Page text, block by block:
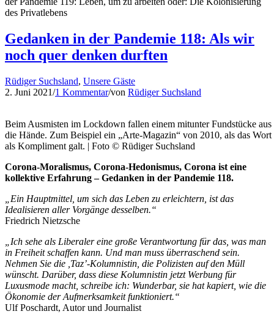
des Privatlebens
Gedanken in der Pandemie 118: Als wir
noch quer denken durften
Rüdiger Suchsland, Unsere Gäste
2. Juni 2021/1 Kommentar/von Rüdiger Suchsland
Beim Ausmisten im Lockdown fallen einem mitunter Fundstücke
die Hände. Zum Beispiel ein „Arte-Magazin“ von 2010, als das Wort
als Kompliment galt. | Foto © Rüdiger Suchsland
Corona-Moralismus, Corona-Hedonismus, Corona ist eine
kollektive Erfahrung – Gedanken in der Pandemie 118.
„Ein Hauptmittel, um sich das Leben zu erleichtern, ist das
Idealisieren aller Vorgänge desselben.“
Friedrich Nietzsche
„Ich sehe als Liberaler eine große Verantwortung für das, was man
in Freiheit schaffen kann. Und man muss überraschend sein.
Nehmen Sie die ,Taz’-Kolumnistin, die Polizisten auf den Müll
wünscht. Darüber, dass diese Kolumnistin jetzt Werbung für
Luxusmode macht, schreibe ich: Wunderbar, sie hat kapiert, wie die
Ökonomie der Aufmerksamkeit funktioniert.“
Ulf Poschardt, Autor und Journalist